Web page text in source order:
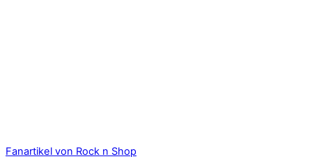
Fanartikel von Rock n Shop